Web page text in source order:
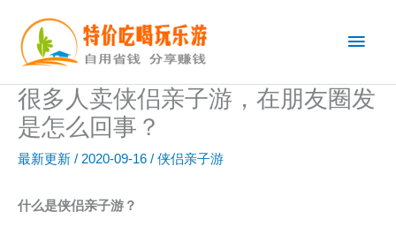
容
主
菜
很多人卖侠侣亲子游，在朋友圈发
是怎么回事？
最新更新 / 2020-09-16 / 侠侣亲子游
什么是侠侣亲子游？